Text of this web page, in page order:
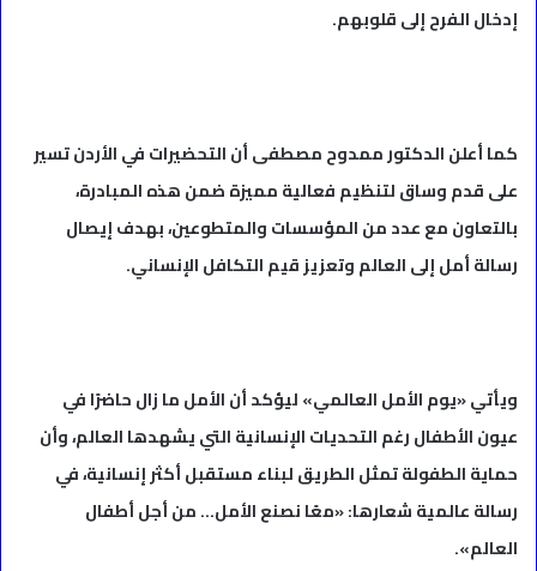
إدخال الفرح إلى قلوبهم.
كما أعلن الدكتور ممدوح مصطفى أن التحضيرات في الأردن تسير
على قدم وساق لتنظيم فعالية مميزة ضمن هذه المبادرة،
بالتعاون مع عدد من المؤسسات والمتطوعين، بهدف إيصال
رسالة أمل إلى العالم وتعزيز قيم التكافل الإنساني.
ويأتي «يوم الأمل العالمي» ليؤكد أن الأمل ما زال حاضرًا في
عيون الأطفال رغم التحديات الإنسانية التي يشهدها العالم، وأن
حماية الطفولة تمثل الطريق لبناء مستقبل أكثر إنسانية، في
رسالة عالمية شعارها: «معًا نصنع الأمل… من أجل أطفال
العالم».